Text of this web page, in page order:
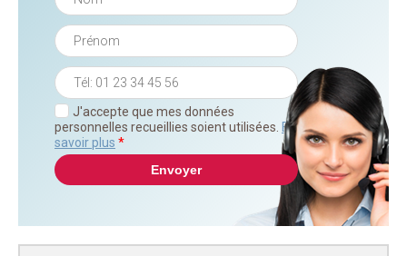
J'accepte que mes données
personnelles recueillies soient utilisées. En
savoir plus *